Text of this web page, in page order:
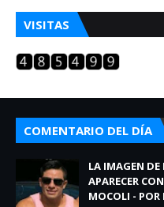
VISITAS
COMENTARIO DEL DÍA
LA IMAGEN DE
APARECER
MOCOLI - POR